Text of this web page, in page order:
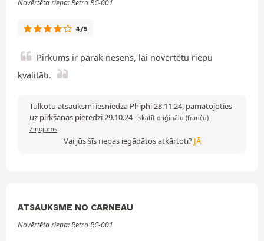
Novērtēta riepa: Retro RC-001
4/5
Pirkums ir pārāk nesens, lai novērtētu riepu
kvalitāti.
Tulkotu atsauksmi iesniedza Phiphi 28.11.24, pamatojoties
uz pirkšanas pieredzi 29.10.24- skatīt oriģinālu (franču)
Ziņojums
Vai jūs šīs riepas iegādātos atkārtoti? JĀ
ATSAUKSME NO CARNEAU
Novērtēta riepa: Retro RC-001